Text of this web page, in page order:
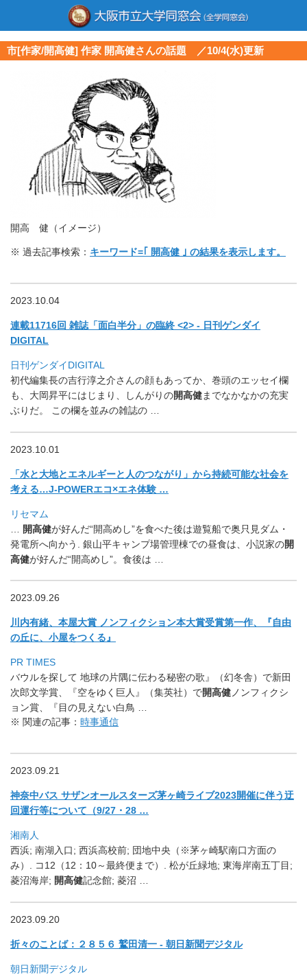
市[作家/開高健] 作家 開高健さんの話題 ／10/4(水)更新
開高 健（イメージ）
※ 過去記事検索： キーワード=｢ 開高健 ｣ の結果を表示します。
2023.10.04
連載11716回 雑誌「面白半分」の臨終 <2> - 日刊ゲンダイ
DIGITAL
日刊ゲンダイDIGITAL
初代編集長の吉行淳之介さんの顔もあってか、 巻頭のエッセイ欄
も、大岡昇平にはじまり、しんがりの開高健までなかなかの充実
ぶりだ。 この欄を並みの雑誌の …
2023.10.01
「水と大地とエネルギーと人のつながり」 から持続可能な社会を
考える…J-POWERエコ×エネ体験 …
リセマム
開高健が好んだ“開高めし”を食べた後は遊覧船で奥只見ダム・
発電所へ向かう. 銀山平キャンプ場管理棟での昼食は、小説家の開
高健が好んだ“開高めし”。食後は …
2023.09.26
川内有緒、本屋大賞 ノンフィクション本大賞受賞第一作、『自由
の丘に、 小屋をつくる』
PR TIMES
バウルを探して 地球の片隅に伝わる秘密の歌』（幻冬舎）で新田
次郎文学賞、『空をゆく巨人』（集英社）で開高健ノンフィクシ
ョン賞、『目の見えない白鳥 …
※ 関連の記事： 時事通信
2023.09.21
神奈中バス サザンオールスターズ茅ヶ崎ライブ2023開催に伴う迂
回運行等について（9/27・28 …
湘南人
西浜; 南湖入口; 西浜高校前; 団地中央（※茅ヶ崎駅南口方面の
み）. コ12（12：10～最終便まで）. 松が丘緑地; 東海岸南五丁目;
菱沼海岸; 開高健記念館; 菱沼 …
2023.09.20
折々のことば：２８５６ 鷲田清一 - 朝日新聞デジタル
朝日新聞デジタル